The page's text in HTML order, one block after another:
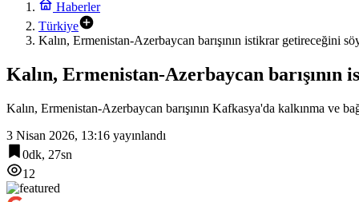
Haberler
Türkiye
Kalın, Ermenistan-Azerbaycan barışının istikrar getireceğini
Kalın, Ermenistan-Azerbaycan
Kalın, Ermenistan-Azerbaycan barışının Kafkasya'da kalkınma ve
3 Nisan 2026, 13:16 yayınlandı
0dk, 27sn
12